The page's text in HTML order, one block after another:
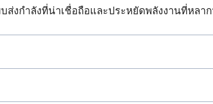
ส่งกำลังที่น่าเชื่อถือและประหยัดพลังงานที่หลา